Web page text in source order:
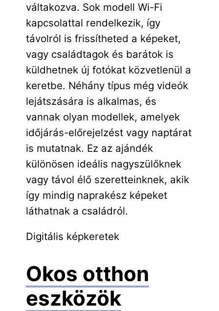
váltakozva. Sok modell Wi-Fi
kapcsolattal rendelkezik, így
távolról is frissítheted a képeket,
vagy családtagok és barátok is
küldhetnek új fotókat közvetlenül a
keretbe. Néhány típus még videók
lejátszására is alkalmas, és
vannak olyan modellek, amelyek
időjárás-előrejelzést vagy naptárat
is mutatnak. Ez az ajándék
különösen ideális nagyszülőknek
vagy távol élő szeretteinknek, akik
így mindig naprakész képeket
láthatnak a családról.
Digitális képkeretek
Okos otthon
eszközök